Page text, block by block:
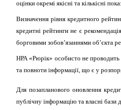
оцінки окремі якісні та кількісні
Визначення рівня кредитного
кредитні рейтинги не є
борговими зобов’язаннями об’єкта
НРА «Рюрік» особисто не проводить
та повноти інформації, що є у
Для позапланового оновлення
публічну інформацію та власні бази